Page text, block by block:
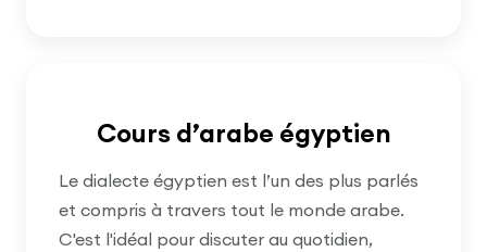
Cours d’arabe égyptien
Le dialecte égyptien est l’un des plus parlés
et compris à travers tout le monde arabe.
C'est l'idéal pour discuter au quotidien,